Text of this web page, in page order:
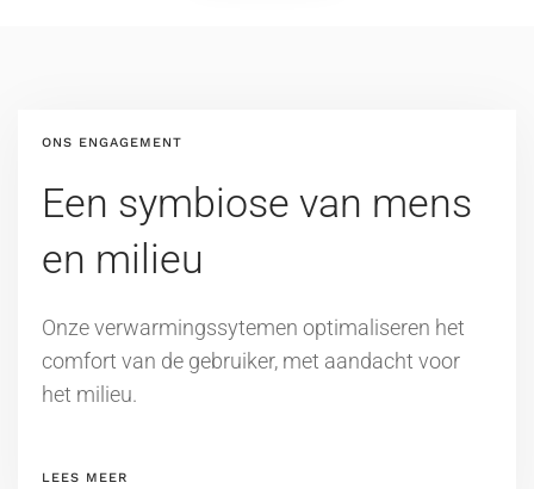
ONS ENGAGEMENT
Een symbiose van mens
en milieu
Onze verwarmingssytemen optimaliseren het
comfort van de gebruiker, met aandacht voor
het milieu.
LEES MEER